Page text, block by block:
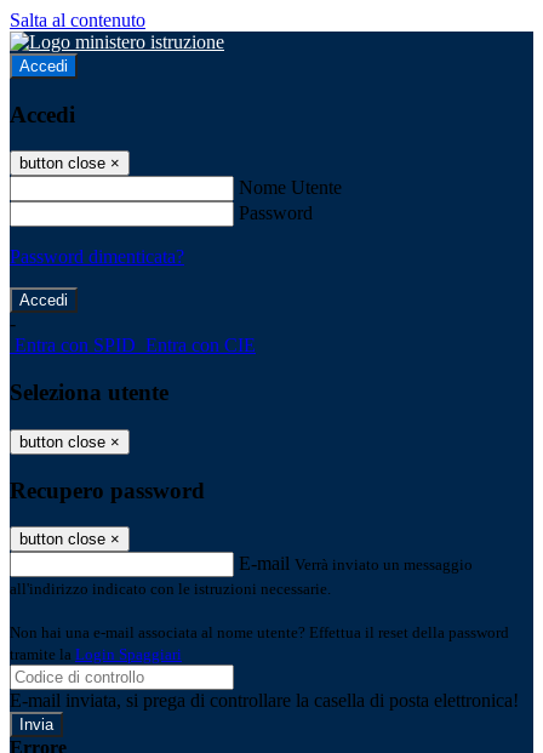
Salta al contenuto
Accedi
Accedi
button close ×
Nome Utente
Password
Password dimenticata?
-
Entra con SPID Entra con CIE
Seleziona utente
button close ×
Recupero password
button close ×
E-mail Verrà inviato un messaggio
all'indirizzo indicato con le istruzioni necessarie.
Non hai una e-mail associata al nome utente? Effettua il reset della password
tramite la Login Spaggiari
E-mail inviata, si prega di controllare la casella di posta elettronica!
Errore